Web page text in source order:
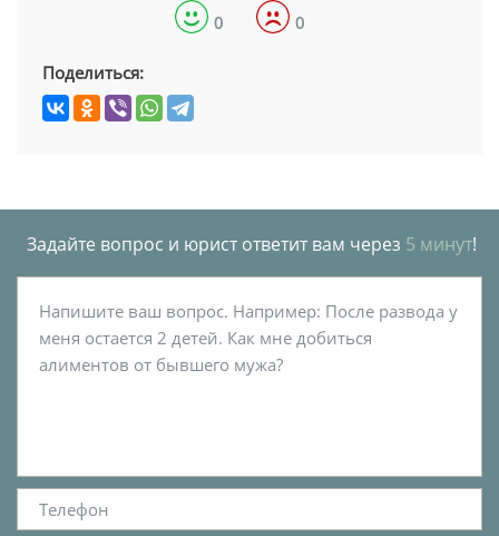
0 0
Поделиться:
Задайте вопрос и юрист ответит вам через 5 минут!